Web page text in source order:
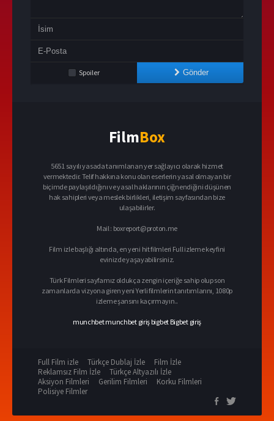
Spoiler Gönder
FilmBox
5651 sayılı yasada tanımlanan yer sağlayıcı olarak hizmet
vermektedir. Telif hakkına konu olan eserlerin yasal olmayan bir
biçimde paylaşıldığını ve yasal haklarının çiğnendiğini düşünen
hak sahipleri veya meslek birlikleri, iletişim sayfasından bize
ulaşabilirler.
Mail : boxreport@proton.me
Film izle başlığı altında, en yeni hit filmleri Full izleme keyfini
evinizde yaşayabilirsiniz.
Türk Filmleri sayfamız oldukça zengin içeriğe sahip olup son
zamanlarda vizyona giren yeni Yerli filmlerin tanıtımlarını, 1080p
izleme şansını kaçırmayın..
munchbetmunchbet giriş bigbet Bigbet giriş
Full Film izle Türkçe Dublaj İzle
Film İzle
Reklamsız Film İzle
Türkçe Altyazılı İzle
Aksiyon Filmleri
Gerilim Filmleri
Korku Filmleri
Polisiye Filmler